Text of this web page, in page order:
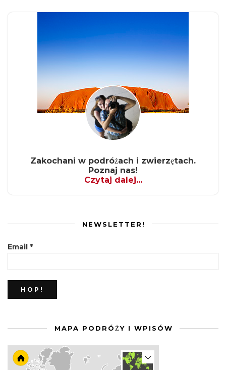
Zakochani w podróżach i zwierzętach.
Poznaj nas!
Czytaj dalej...
NEWSLETTER!
Email *
MAPA PODRÓŻY I WPISÓW